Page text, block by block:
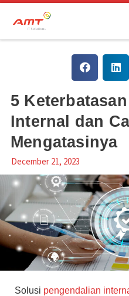
Skip to content
5
Internal dan
Mengatasinya
December 21, 2023
Solusi pengendalian